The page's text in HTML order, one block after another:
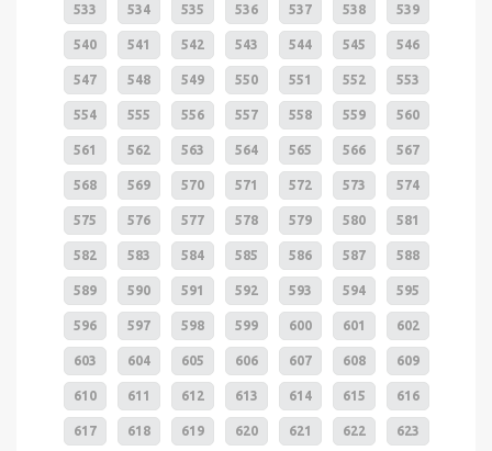
533 534 535 536 537 538 539
540 541 542 543 544 545 546
547 548 549 550 551 552 553
554 555 556 557 558 559 560
561 562 563 564 565 566 567
568 569 570 571 572 573 574
575 576 577 578 579 580 581
582 583 584 585 586 587 588
589 590 591 592 593 594 595
596 597 598 599 600 601 602
603 604 605 606 607 608 609
610 611 612 613 614 615 616
617 618 619 620 621 622 623